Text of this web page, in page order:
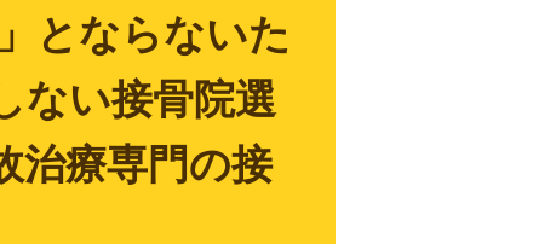
とならないた
ない接骨院選
治療専門の接